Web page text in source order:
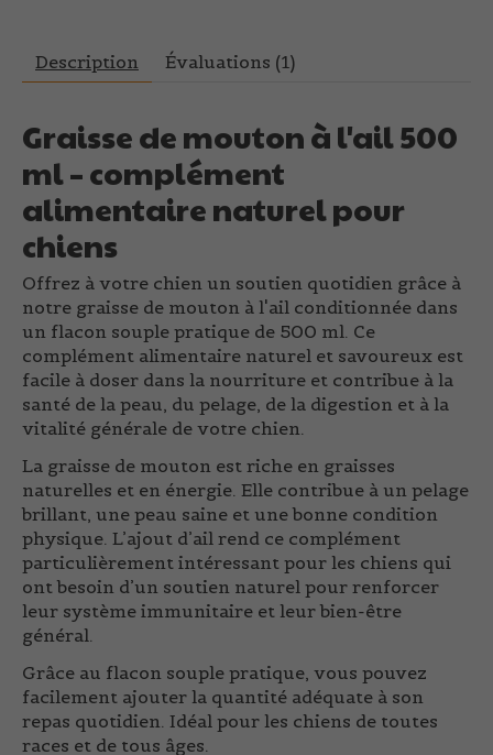
Description Évaluations (1)
Graisse de mouton à l'ail 500
ml – complément
alimentaire naturel pour
chiens
Offrez à votre chien un soutien quotidien grâce à
notre graisse de mouton à l'ail conditionnée dans
un flacon souple pratique de 500 ml. Ce
complément alimentaire naturel et savoureux est
facile à doser dans la nourriture et contribue à la
santé de la peau, du pelage, de la digestion et à la
vitalité générale de votre chien.
La graisse de mouton est riche en graisses
naturelles et en énergie. Elle contribue à un pelage
brillant, une peau saine et une bonne condition
physique. L’ajout d’ail rend ce complément
particulièrement intéressant pour les chiens qui
ont besoin d’un soutien naturel pour renforcer
leur système immunitaire et leur bien-être
général.
Grâce au flacon souple pratique, vous pouvez
facilement ajouter la quantité adéquate à son
repas quotidien. Idéal pour les chiens de toutes
races et de tous âges.